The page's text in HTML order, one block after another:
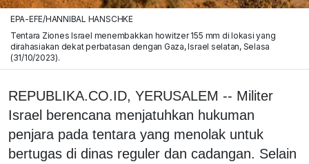
EPA-EFE/HANNIBAL HANSCHKE
Tentara Ziones Israel menembakkan howitzer 155 mm di lokasi yang
dirahasiakan dekat perbatasan dengan Gaza, Israel selatan, Selasa
(31/10/2023).
REPUBLIKA.CO.ID, YERUSALEM -- Militer
Israel berencana menjatuhkan hukuman
penjara pada tentara yang menolak untuk
bertugas di dinas reguler dan cadangan. Selain